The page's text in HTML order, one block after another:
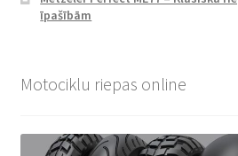
īpašībām
Motociklu riepas online